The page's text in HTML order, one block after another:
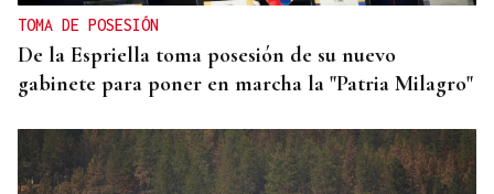
TOMA DE POSESIÓN
De la Espriella toma posesión de su nuevo
gabinete para poner en marcha la "Patria Milagro"